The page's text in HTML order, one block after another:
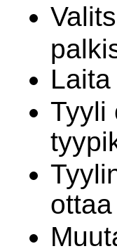
Tyyli
ottaa